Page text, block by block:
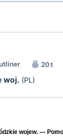
20 t
woj. (PL)
wojew. —